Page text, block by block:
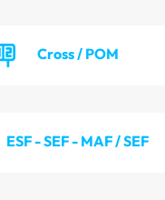
Cross / POM
ESF - SEF - MAF / SEF